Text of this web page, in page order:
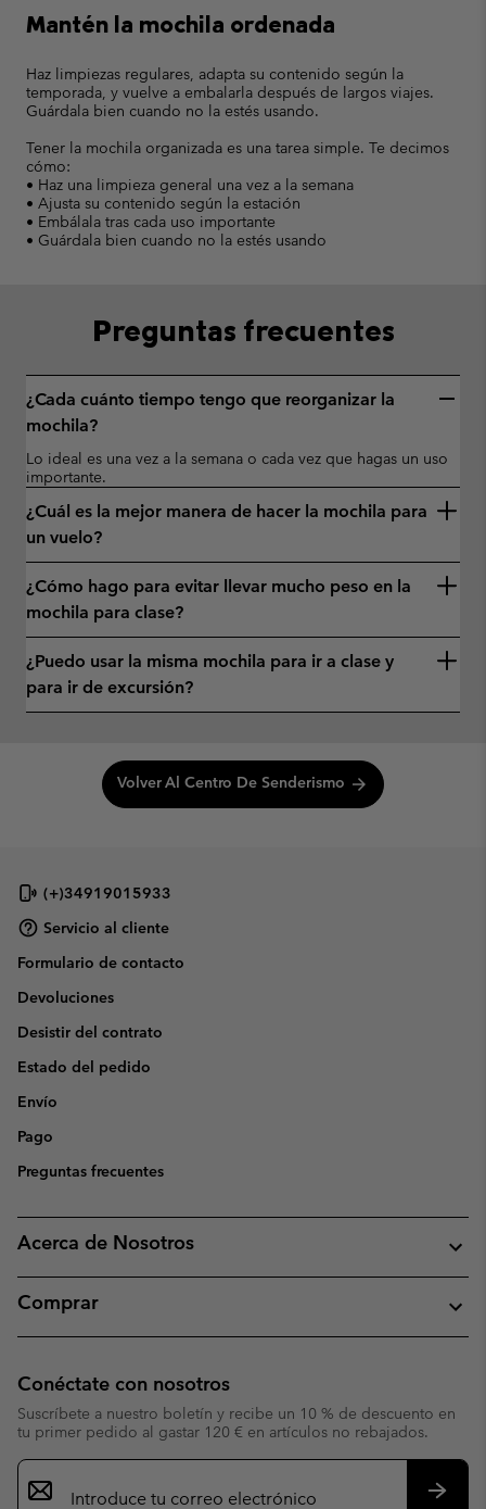
Mantén la mochila ordenada
Haz limpiezas regulares, adapta su contenido según la
temporada, y vuelve a embalarla después de largos viajes.
Guárdala bien cuando no la estés usando.
Tener la mochila organizada es una tarea simple. Te decimos
cómo:
• Haz una limpieza general una vez a la semana
• Ajusta su contenido según la estación
• Embálala tras cada uso importante
• Guárdala bien cuando no la estés usando
Preguntas frecuentes
¿Cada cuánto tiempo tengo que reorganizar la
mochila?
Lo ideal es una vez a la semana o cada vez que hagas un uso
importante.
¿Cuál es la mejor manera de hacer la mochila para
un vuelo?
¿Cómo hago para evitar llevar mucho peso en la
mochila para clase?
¿Puedo usar la misma mochila para ir a clase y
para ir de excursión?
Volver Al Centro De Senderismo arrow_forward
(+)34919015933
Servicio al cliente
Formulario de contacto
Devoluciones
Desistir del contrato
Estado del pedido
Envío
Pago
Preguntas frecuentes
Acerca de Nosotros
Comprar
Conéctate con nosotros
Suscríbete a nuestro boletín y recibe un 10 % de descuento en
tu primer pedido al gastar 120 € en artículos no rebajados.
Suscripción
de